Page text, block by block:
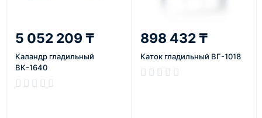
5 052 209 ₸
Каландр гладильный
ВК-1640
898 432 ₸
Каток гладильный ВГ-1018